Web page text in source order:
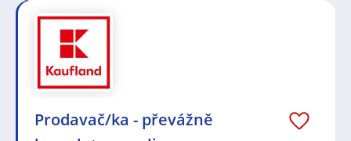
Prodavač/ka - převážně